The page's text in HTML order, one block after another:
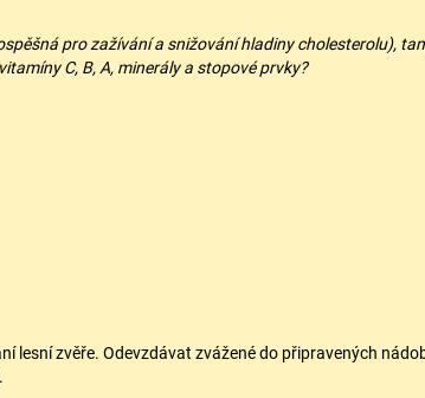
pro zažívání a snižování hladiny cholesterolu),
C, B, A, minerály a stopové prvky?
lesní zvěře. Odevzdávat zvážené do připravených